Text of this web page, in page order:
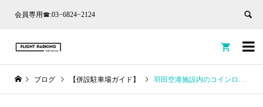
会員専用☎:03−6824−2124


ブログ 【併設駐車場ガイド】 羽田空港施設内のコインロッカーを利用したお渡し